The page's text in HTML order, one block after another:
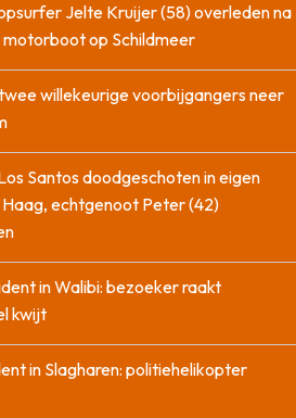
Jelte Kruijer (58) overleden na
op Schildmeer
willekeurige voorbijgangers neer
Santos doodgeschoten in eigen
echtgenoot Peter (42)
in Walibi: bezoeker raakt
kwijt
in Slagharen: politiehelikopter